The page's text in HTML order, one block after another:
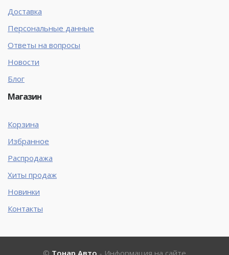
Доставка
Персональные данные
Ответы на вопросы
Новости
Блог
Магазин
Корзина
Избранное
Распродажа
Хиты продаж
Новинки
Контакты
© Тонар Авто - Информация на сайте